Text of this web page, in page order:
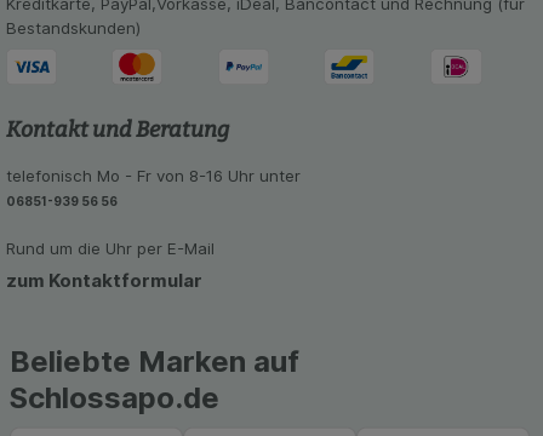
unserer Website sammeln, mit deren Hilfe wir
unsere Website weiter für Sie optimieren können,
den Inhalt auf unserer Website aber auch die
zu gestalten. Bitte beachten Sie, dass Daten
hierfür teilweise an Dritte wie z.B. Google oder
Kreditkarte, PayPal,Vorkasse, iDeal, Bancontact und Rechnung (für
Bestandskunden)
Kontakt und Beratung
telefonisch Mo - Fr von 8-16 Uhr unter
06851-939 56 56
Rund um die Uhr per E-Mail
zum Kontaktformular
Beliebte Marken auf
Schlossapo.de